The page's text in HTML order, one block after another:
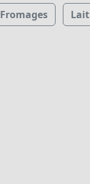
Fromages Lait